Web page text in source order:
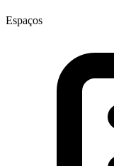
Espaços